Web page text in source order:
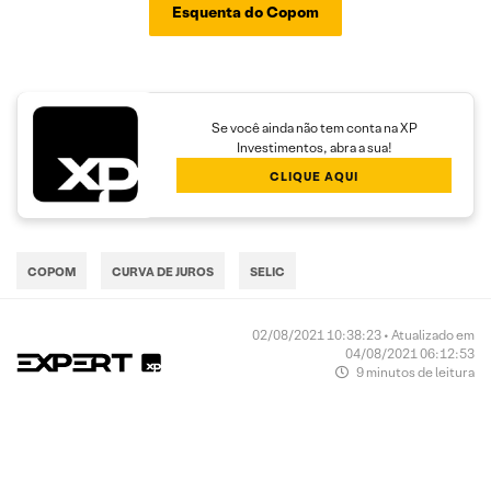
Esquenta do Copom
Se você ainda não tem conta na XP
Investimentos, abra a sua!
CLIQUE AQUI
COPOM CURVA DE JUROS SELIC
02/08/2021 10:38:23 • Atualizado em
04/08/2021 06:12:53
9 minutos de leitura